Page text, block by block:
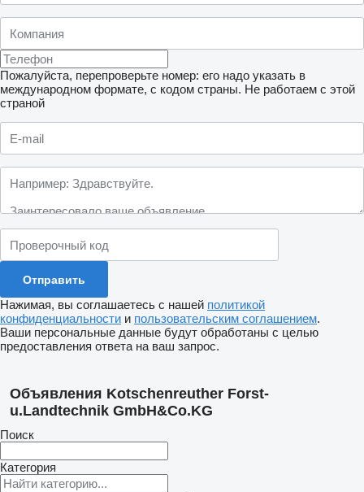
Пожалуйста, перепроверьте номер: его надо указать в
международном формате, с кодом страны. Не работаем с этой
страной
Нажимая, вы соглашаетесь с нашей политикой
конфиденциальности и пользовательским соглашением.
Ваши персональные данные будут обработаны с целью
предоставления ответа на ваш запрос.
Объявления Kotschenreuther Forst-
u.Landtechnik GmbH&Co.KG
Поиск
Категория